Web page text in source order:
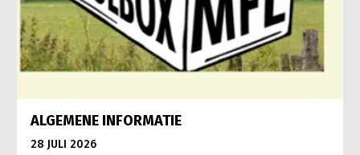
ALGEMENE INFORMATIE
28 JULI 2026